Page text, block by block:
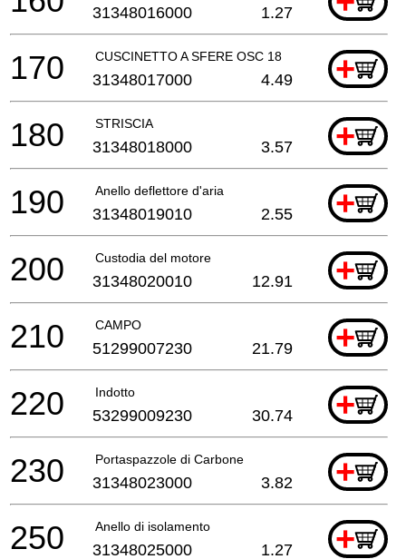
31348016000 1.27
CUSCINETTO A SFERE OSC 18 +
170 31348017000 4.49
STRISCIA +
180 31348018000 3.57
Anello deflettore d'aria +
190 31348019010 2.55
Custodia del motore +
200 31348020010 12.91
CAMPO +
210 51299007230 21.79
Indotto +
220 53299009230 30.74
Portaspazzole di Carbone +
230 31348023000 3.82
Anello di isolamento +
250 31348025000 1.27